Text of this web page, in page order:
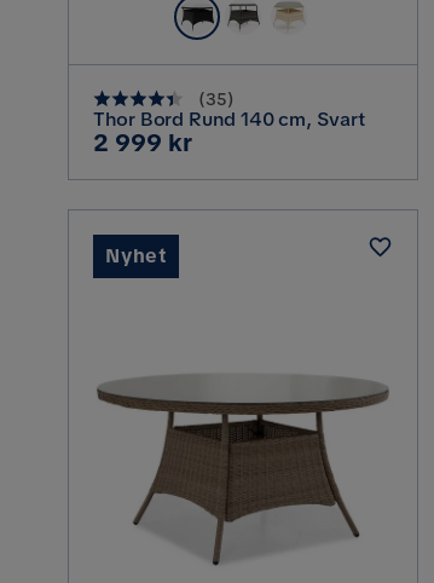
(35)
Thor Bord Rund 140 cm, Svart
Pris
2 999 kr
Nyhet